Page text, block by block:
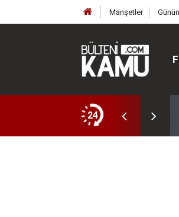
Manşetler
24
ve enstitüler kuruldu, bazıları kapatıldı